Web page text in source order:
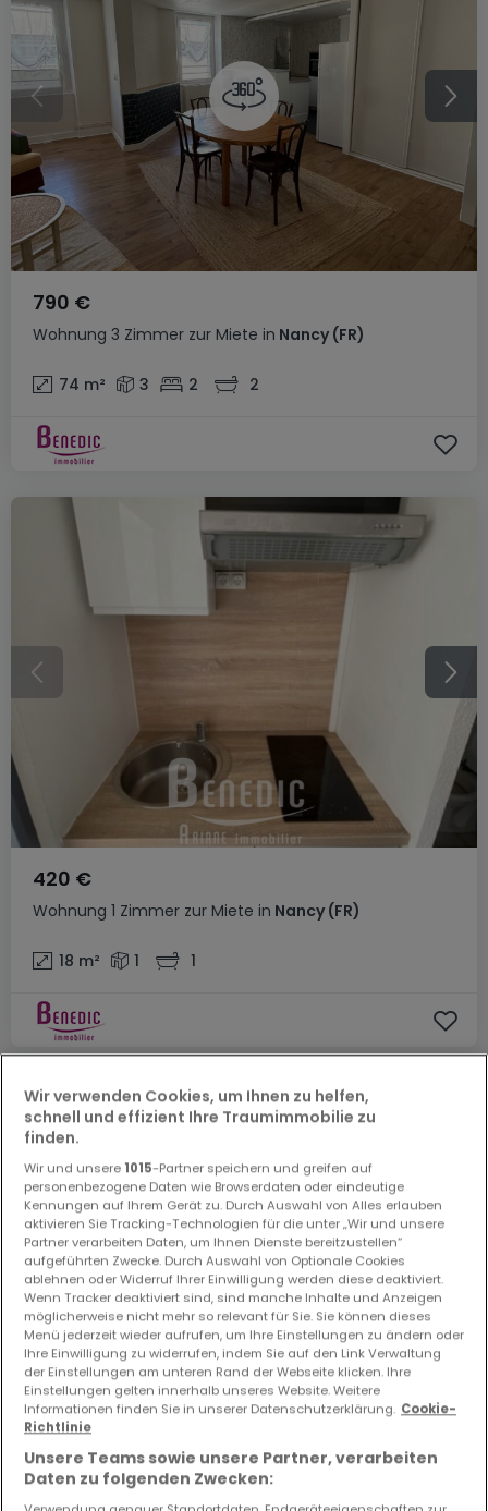
Wohnung 3 Zimmer zur Miete in Nancy (FR)
790 €
74 m² 3 2 2
Wohnung 1 Zimmer zur Miete in Nancy (FR)
420 €
18 m² 1 1
Wohnung 3 Zimmer zur Miete in
760 €
Wir verwenden Cookies, um Ihnen zu helfen,
schnell und effizient Ihre Traumimmobilie zu
finden.
Wir und unsere 1015-Partner speichern und greifen auf
personenbezogene Daten wie Browserdaten oder eindeutige
Kennungen auf Ihrem Gerät zu. Durch Auswahl von Alles erlauben
aktivieren Sie Tracking-Technologien für die unter „Wir und unsere
Partner verarbeiten Daten, um Ihnen Dienste bereitzustellen“
aufgeführten Zwecke. Durch Auswahl von Optionale Cookies
ablehnen oder Widerruf Ihrer Einwilligung werden diese deaktiviert.
Wenn Tracker deaktiviert sind, sind manche Inhalte und Anzeigen
möglicherweise nicht mehr so relevant für Sie. Sie können dieses
Menü jederzeit wieder aufrufen, um Ihre Einstellungen zu ändern oder
Ihre Einwilligung zu widerrufen, indem Sie auf den Link Verwaltung
der Einstellungen am unteren Rand der Webseite klicken. Ihre
Einstellungen gelten innerhalb unseres Website. Weitere
Informationen finden Sie in unserer Datenschutzerklärung. Cookie-
Richtlinie
Unsere Teams sowie unsere Partner, verarbeiten
Daten zu folgenden Zwecken: